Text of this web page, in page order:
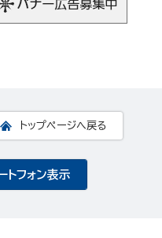
トップページへ戻る
トフォン表示